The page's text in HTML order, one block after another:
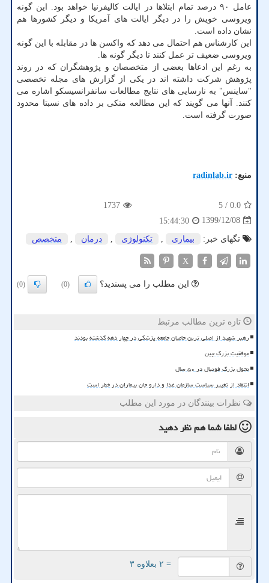
عامل ۹۰ درصد تمام ابتلاها در ایالت کالیفرنیا خواهد بود. این گونه
ویروسی خویش را در دیگر ایالت های آمریکا و دیگر کشورها هم
نشان داده است.
این کارشناس هم احتمال می دهد که واکسن ها در مقابله با این گونه
ویروسی ضعیف تر عمل کنند تا دیگر گونه ها.
به رغم این ادعاها بعضی از متخصصان و پژوهشگران که در روند
پژوهش شرکت داشته اند در یکی از گزارش های مجله تخصصی
"ساینس" به نارسایی های نتایج مطالعات سانفرانسیسکو اشاره می
کنند. آنها می گویند که این مطالعه متکی بر داده های نسبتا محدود
صورت گرفته است.
منبع: radinlab.ir
0.0
/ 5
1737
1399/12/08
15:44:30
تگهای خبر:
بیماری تكنولوژی درمان متخصص
X
این مطلب را می پسندید؟ (0)
(0)
تازه ترین مطالب مرتبط
رهبر شهید از اصلی ترین حامیان جامعه پزشکی در چهار دهه گذشته بودند
موفقیت بزرگ چین
تحول بزرگ فوتبال در ۵۰ سال
انتقاد از تغییر سیاست سازمان غذا و دارو جان بیماران در خطر است
نظرات بینندگان در مورد این مطلب
لطفا شما همنظر دهید
= ۲ بعلاوه ۳